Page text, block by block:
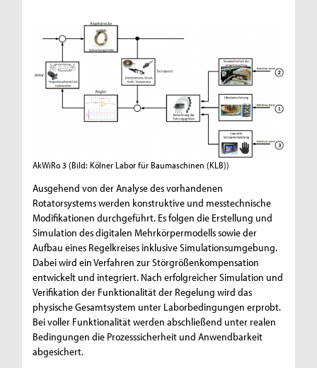
AkWiRo 3 (Bild: Kölner Labor für Baumaschinen (KLB))
Ausgehend von der Analyse des vorhandenen
Rotatorsystems werden konstruktive und messtechnische
Modifikationen durchgeführt. Es folgen die Erstellung und
Simulation des digitalen Mehrkörpermodells sowie der
Aufbau eines Regelkreises inklusive Simulationsumgebung.
Dabei wird ein Verfahren zur Störgrößenkompensation
entwickelt und integriert. Nach erfolgreicher Simulation und
Verifikation der Funktionalität der Regelung wird das
physische Gesamtsystem unter Laborbedingungen erprobt.
Bei voller Funktionalität werden abschließend unter realen
Bedingungen die Prozesssicherheit und Anwendbarkeit
abgesichert.